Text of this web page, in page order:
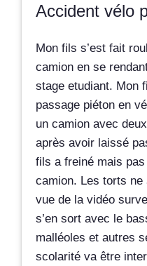
Accident vélo
Mon fils s’est fait
camion en se
stage etudiant. Mon
passage piéton en
un camion avec
après avoir laissé
fils a freiné mais
camion. Les torts
vue de la vidéo
s’en sort avec le
malléoles et autres
scolarité va être